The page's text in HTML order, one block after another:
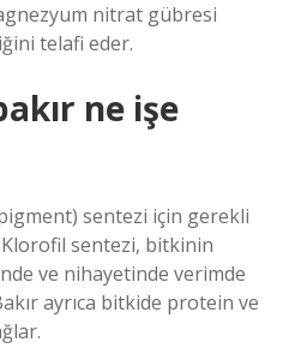
nitrat gübresi
telafi eder.
ne işe
sentezi için gerekli
sentezi, bitkinin
ve nihayetinde verimde
ayrıca bitkide protein ve